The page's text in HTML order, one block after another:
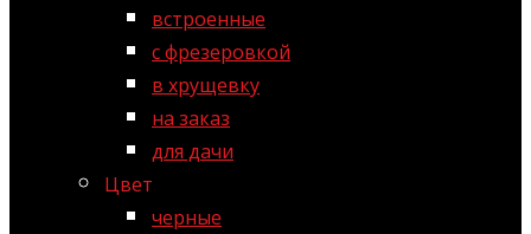
встроенные
с фрезеровкой
в хрущевку
на заказ
для дачи
Цвет
черные